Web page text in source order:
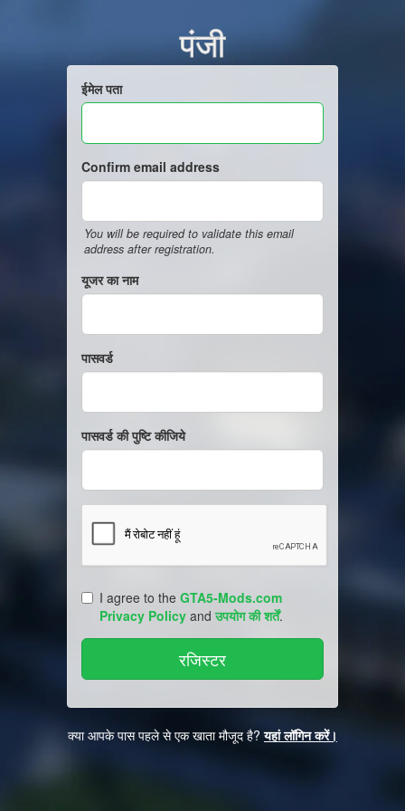
पंजी
ईमेल पता
Confirm email address
You will be required to validate this email
address after registration.
यूजर का नाम
पासवर्ड
पासवर्ड की पुष्टि कीजिये
I agree to the GTA5-Mods.com
Privacy Policy andउपयोग की शर्तें.
क्या आपके पास पहले से एक खाता मौजूद है?यहां लॉगिन करें।